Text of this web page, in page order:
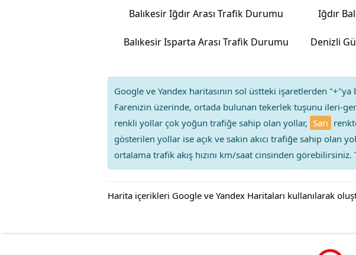
Balıkesir Iğdır Arası Trafik Durumu Iğdır
Balıkesir Isparta Arası Trafik Durumu
Google ve Yandex haritasının sol üstteki işaretlerden
Farenizin üzerinde, ortada bulunan tekerlek tuşunu ileri-
renkli yollar çok yoğun trafiğe sahip olan yollar, Sarı
gösterilen yollar ise açık ve sakin akıcı trafiğe sahip olan
ortalama trafik akış hızını km/saat cinsinden görebilirsiniz.
Harita içerikleri Google ve Yandex Haritaları kullanılarak